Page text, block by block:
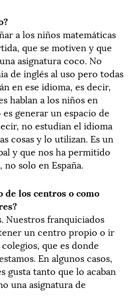
a los niños matemáticas
que se motiven y que
asignatura coco. No
de inglés al uso pero todas
en ese idioma, es decir,
hablan a los niños en
generar un espacio de
no estudian el idioma
cosas y lo utilizan. Es un
y que nos ha permitido
solo en España.
de los centros o como
Nuestros franquiciados
un centro propio o ir
que es donde
En algunos casos,
gusta tanto que lo acaban
una asignatura de